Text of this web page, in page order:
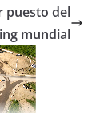
puesto del
mundial